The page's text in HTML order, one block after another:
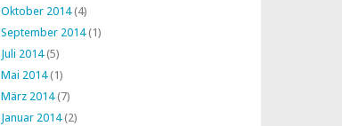
Oktober 2014(4)
September 2014(1)
Juli 2014(5)
Mai 2014(1)
März 2014(7)
Januar 2014(2)